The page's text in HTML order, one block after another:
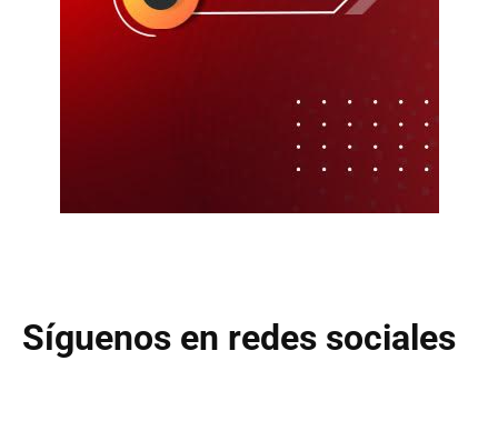
Síguenos en redes sociales